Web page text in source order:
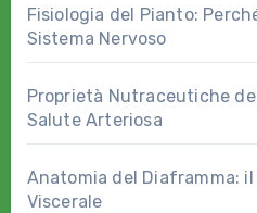
Fisiologia del Pianto:
Sistema Nervoso
Proprietà Nutraceutiche
Salute Arteriosa
Anatomia del Diaframma:
Viscerale